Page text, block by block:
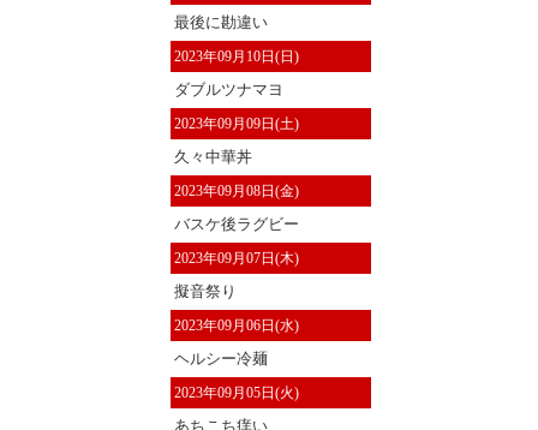
最後に勘違い
2023年09月10日(日)
ダブルツナマヨ
2023年09月09日(土)
久々中華丼
2023年09月08日(金)
バスケ後ラグビー
2023年09月07日(木)
擬音祭り
2023年09月06日(水)
ヘルシー冷麺
2023年09月05日(火)
あちこち痒い